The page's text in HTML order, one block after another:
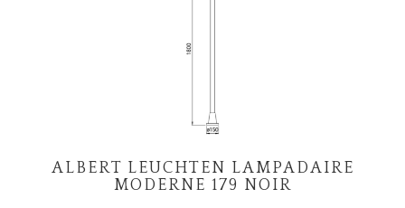
ALBERT LEUCHTEN LAMPADAIRE
MODERNE 179 NOIR